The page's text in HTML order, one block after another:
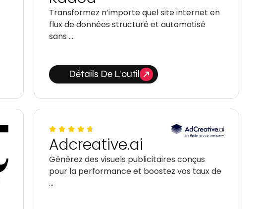
Transformez n’importe quel site internet en
flux de données structuré et automatisé
sans …
Détails De L'outil
Adcreative.ai
Générez des visuels publicitaires conçus
pour la performance et boostez vos taux de
…